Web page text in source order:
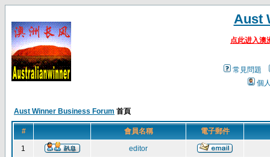
Aust
点此进入澳
常見問題
個
Aust Winner Business Forum 首頁
# 會員名稱 電子郵件
1 editor